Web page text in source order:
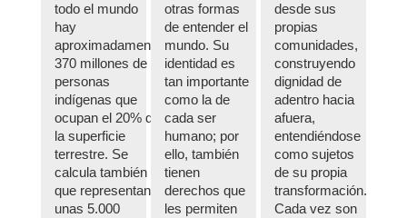
todo el mundo
hay
aproximadamente
370 millones de
personas
indígenas que
ocupan el 20% de
la superficie
terrestre. Se
calcula también
que representan
unas 5.000
otras formas
de entender el
mundo. Su
identidad es
tan importante
como la de
cada ser
humano; por
ello, también
tienen
derechos que
les permiten
desde sus
propias
comunidades,
construyendo
dignidad de
adentro hacia
afuera,
entendiéndose
como sujetos
de su propia
transformación.
Cada vez son